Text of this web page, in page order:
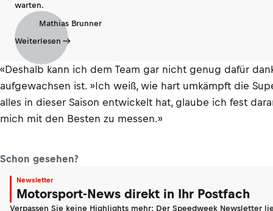
warten.
Mathias Brunner
Weiterlesen
«Deshalb kann ich dem Team gar nicht genug dafür
aufgewachsen ist. »Ich weiß, wie hart umkämpft die
alles in dieser Saison entwickelt hat, glaube ich fest
mich mit den Besten zu messen.»
Schon gesehen?
Newsletter
Motorsport-News direkt in Ihr Postfach
Verpassen Sie keine Highlights mehr: Der Speedweek Newsletter